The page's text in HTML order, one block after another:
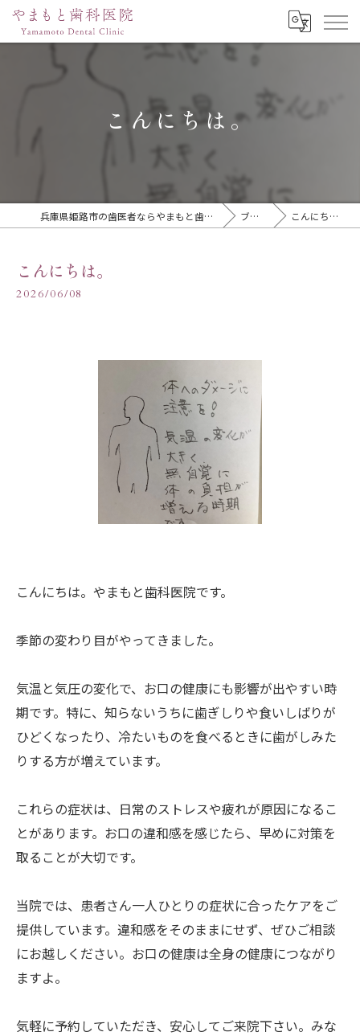
こんにちは。
兵庫県姫路市の歯医者ならやまもと歯科医院 ブログ こんにちは。
こんにちは。
2026/06/08
こんにちは。やまもと歯科医院です。
季節の変わり目がやってきました。
気温と気圧の変化で、お口の健康にも影響が出やすい時
期です。特に、知らないうちに歯ぎしりや食いしばりが
ひどくなったり、冷たいものを食べるときに歯がしみた
りする方が増えています。
これらの症状は、日常のストレスや疲れが原因になるこ
とがあります。お口の違和感を感じたら、早めに対策を
取ることが大切です。
当院では、患者さん一人ひとりの症状に合ったケアをご
提供しています。違和感をそのままにせず、ぜひご相談
にお越しください。お口の健康は全身の健康につながり
ますよ。
気軽に予約していただき、安心してご来院下さい。みな